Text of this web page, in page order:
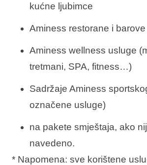
kućne ljubimce
Aminess restorane i
Aminess wellness usluge
tretmani, SPA, fitness…)
Sadržaje Aminess
označene usluge)
na pakete smještaja, ako
navedeno.
* Napomena: sve korištene